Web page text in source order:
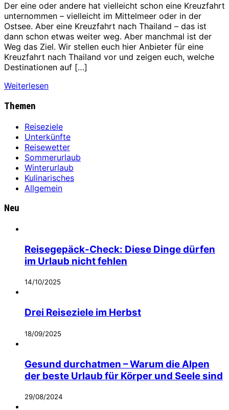
Der eine oder andere hat vielleicht schon eine Kreuzfahrt
unternommen – vielleicht im Mittelmeer oder in der
Ostsee. Aber eine Kreuzfahrt nach Thailand – das ist
dann schon etwas weiter weg. Aber manchmal ist der
Weg das Ziel. Wir stellen euch hier Anbieter für eine
Kreuzfahrt nach Thailand vor und zeigen euch, welche
Destinationen auf […]
Weiterlesen
Themen
Reiseziele
Unterkünfte
Reisewetter
Sommerurlaub
Winterurlaub
Kulinarisches
Allgemein
Neu
Reisegepäck-Check: Diese Dinge dürfen
im Urlaub nicht fehlen
14/10/2025
Drei Reiseziele im Herbst
18/09/2025
Gesund durchatmen – Warum die Alpen
der beste Urlaub für Körper und Seele sind
29/08/2024